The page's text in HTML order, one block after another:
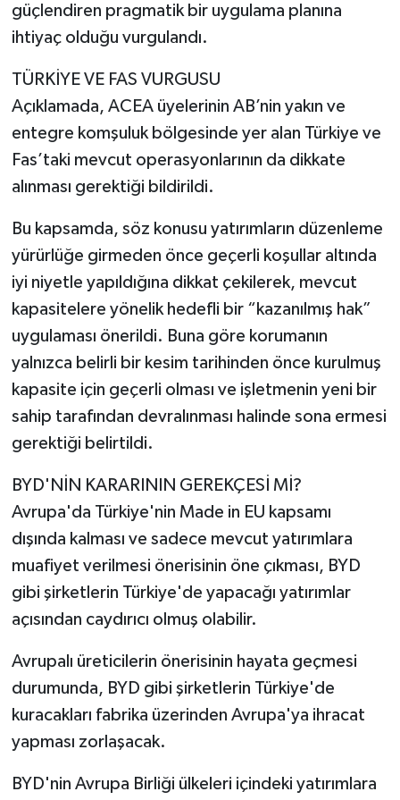
güçlendiren pragmatik bir uygulama planına
ihtiyaç olduğu vurgulandı.
TÜRKİYE VE FAS VURGUSU
Açıklamada, ACEA üyelerinin AB’nin yakın ve
entegre komşuluk bölgesinde yer alan Türkiye ve
Fas’taki mevcut operasyonlarının da dikkate
alınması gerektiği bildirildi.
Bu kapsamda, söz konusu yatırımların düzenleme
yürürlüğe girmeden önce geçerli koşullar altında
iyi niyetle yapıldığına dikkat çekilerek, mevcut
kapasitelere yönelik hedefli bir “kazanılmış hak”
uygulaması önerildi. Buna göre korumanın
yalnızca belirli bir kesim tarihinden önce kurulmuş
kapasite için geçerli olması ve işletmenin yeni bir
sahip tarafından devralınması halinde sona ermesi
gerektiği belirtildi.
BYD'NİN KARARININ GEREKÇESİ Mİ?
Avrupa'da Türkiye'nin Made in EU kapsamı
dışında kalması ve sadece mevcut yatırımlara
muafiyet verilmesi önerisinin öne çıkması, BYD
gibi şirketlerin Türkiye'de yapacağı yatırımlar
açısından caydırıcı olmuş olabilir.
Avrupalı üreticilerin önerisinin hayata geçmesi
durumunda, BYD gibi şirketlerin Türkiye'de
kuracakları fabrika üzerinden Avrupa'ya ihracat
yapması zorlaşacak.
BYD'nin Avrupa Birliği ülkeleri içindeki yatırımlara